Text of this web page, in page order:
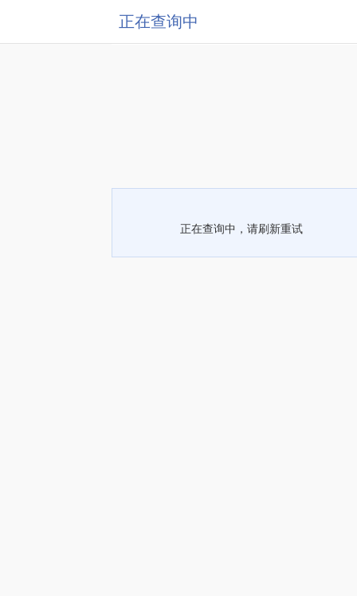
正在查询中
正在查询中，请刷新重试